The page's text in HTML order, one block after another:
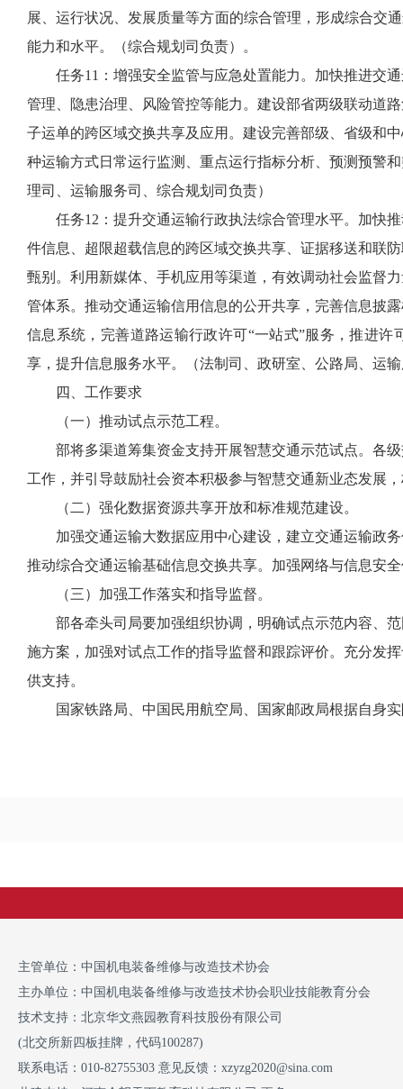
展、运行状况、发展质量等方面的综合管理，形成综合交
能力和水平。（综合规划司负责）。
任务11：增强安全监管与应急处置能力。加快推进交通
管理、隐患治理、风险管控等能力。建设部省两级联动道
子运单的跨区域交换共享及应用。建设完善部级、省级和
种运输方式日常运行监测、重点运行指标分析、预测预警
理司、运输服务司、综合规划司负责）
任务12：提升交通运输行政执法综合管理水平。加快推
件信息、超限超载信息的跨区域交换共享、证据移送和联
甄别。利用新媒体、手机应用等渠道，有效调动社会监督
管体系。推动交通运输信用信息的公开共享，完善信息披
信息系统，完善道路运输行政许可“一站式”服务，推进
享，提升信息服务水平。（法制司、政研室、公路局、运
四、工作要求
（一）推动试点示范工程。
部将多渠道筹集资金支持开展智慧交通示范试点。各级
工作，并引导鼓励社会资本积极参与智慧交通新业态发展
（二）强化数据资源共享开放和标准规范建设。
加强交通运输大数据应用中心建设，建立交通运输政务
推动综合交通运输基础信息交换共享。加强网络与信息安
（三）加强工作落实和指导监督。
部各牵头司局要加强组织协调，明确试点示范内容、范
施方案，加强对试点工作的指导监督和跟踪评价。充分发
供支持。
国家铁路局、中国民用航空局、国家邮政局根据自身实
主管单位：中国机电装备维修与改造技术协会
主办单位：中国机电装备维修与改造技术协会职业技能教育分会
技术支持： 北京华文燕园教育科技股份有限公司
(北交所新四板挂牌，代码100287)
联系电话：010-82755303 意见反馈：xzyzg2020@sina.com